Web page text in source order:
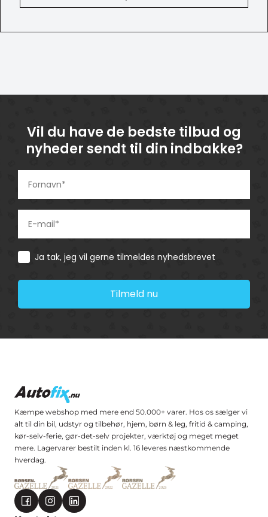
Vil du have de bedste tilbud og
nyheder sendt til din indbakke?
Consent
Ja tak, jeg vil gerne tilmeldes nyhedsbrevet
Tilmeld nu
Kæmpe webshop med mere end 50.000+ varer. Hos os sælger vi
alt til din bil, udstyr og tilbehør, hjem, børn & leg, fritid & camping,
kør-selv-ferie, gør-det-selv projekter, værktøj og meget meget
mere. Lagervarer bestilt inden kl. 16 leveres næstkommende
hverdag.